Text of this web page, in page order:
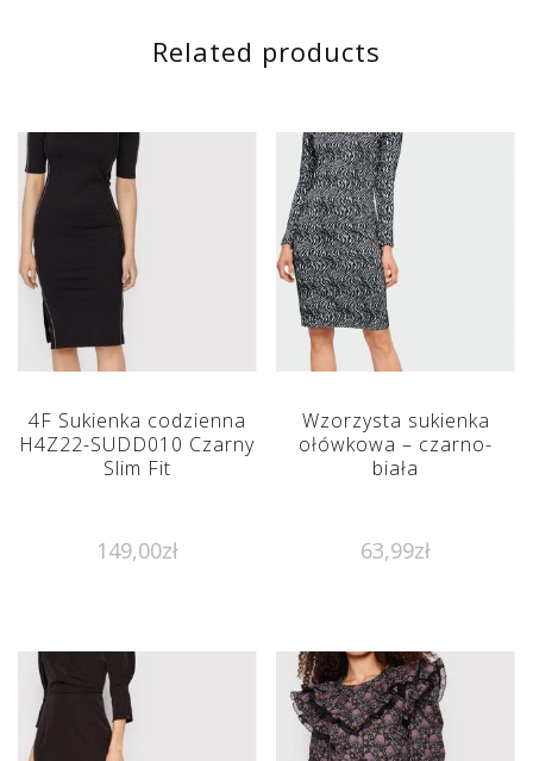
Related products
4F Sukienka codzienna
H4Z22-SUDD010 Czarny
Slim Fit
149,00zł
Wzorzysta sukienka
ołówkowa – czarno-
biała
63,99zł